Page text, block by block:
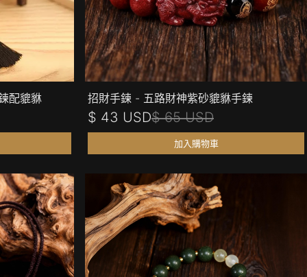
配貔貅 招財手鍊 - 五路財神紫砂貔貅手鍊
$ 43 USD$ 65 USD
加入購物車